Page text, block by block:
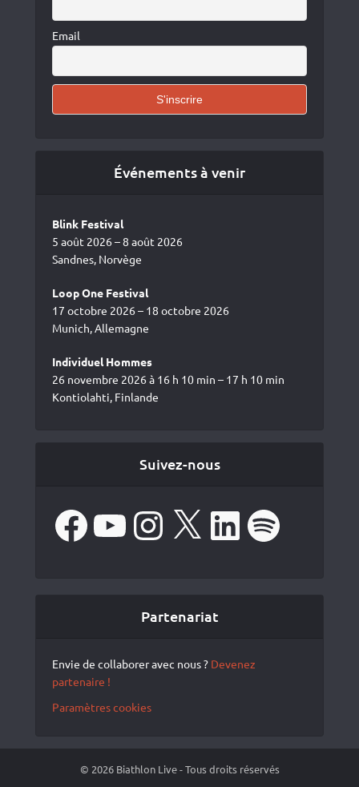
Email
Événements à venir
Blink Festival
5 août 2026 – 8 août 2026
Sandnes, Norvège
Loop One Festival
17 octobre 2026 – 18 octobre 2026
Munich, Allemagne
Individuel Hommes
26 novembre 2026 à 16 h 10 min – 17 h 10 min
Kontiolahti, Finlande
Suivez-nous
FacebookYouTube Instagram LinkedIn Spotify
Partenariat
Envie de collaborer avec nous ? Devenez
partenaire !
Paramètres cookies
© 2026 Biathlon Live - Tous droits réservés